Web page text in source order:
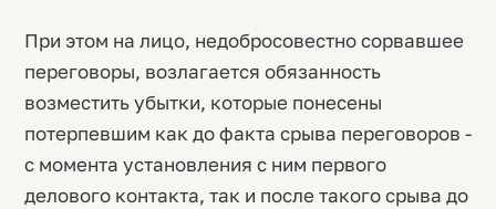
При этом на лицо, недобросовестно сорвавшее
переговоры, возлагается обязанность
возместить убытки, которые понесены
потерпевшим как до факта срыва переговоров -
с момента установления с ним первого
делового контакта, так и после такого срыва до